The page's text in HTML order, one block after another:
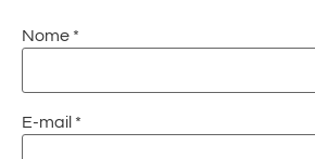
Nome *
E-mail *